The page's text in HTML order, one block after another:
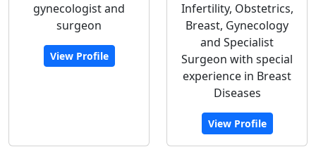
gynecologist and
surgeon
View Profile
Infertility, Obstetrics,
Breast, Gynecology
and Specialist
Surgeon with special
experience in Breast
Diseases
View Profile